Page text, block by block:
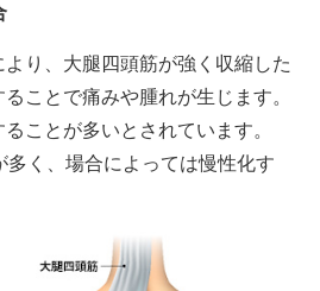
り、大腿四頭筋が強く収縮した
ことで痛みや腫れが生じます。
ことが多いとされています。
多く、場合によっては慢性化す